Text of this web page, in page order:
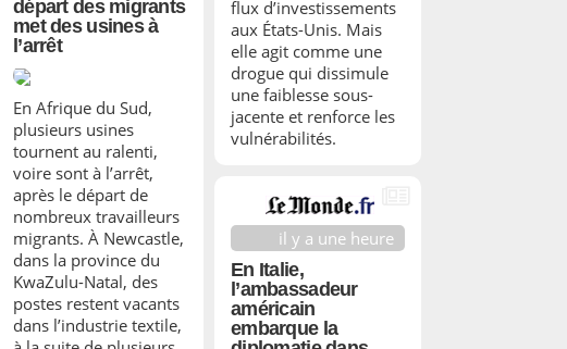
flux d’investissements
aux États-Unis. Mais
elle agit comme une
drogue qui dissimule
une faiblesse sous-
jacente et renforce les
vulnérabilités.
départ des migrants
met des usines à
l’arrêt
En Afrique du Sud,
plusieurs usines
tournent au ralenti,
voire sont à l’arrêt,
après le départ de
nombreux travailleurs
migrants. À Newcastle,
dans la province du
KwaZulu-Natal, des
postes restent vacants
dans l’industrie textile,
il y a une heure
En Italie,
l’ambassadeur
américain
embarque la